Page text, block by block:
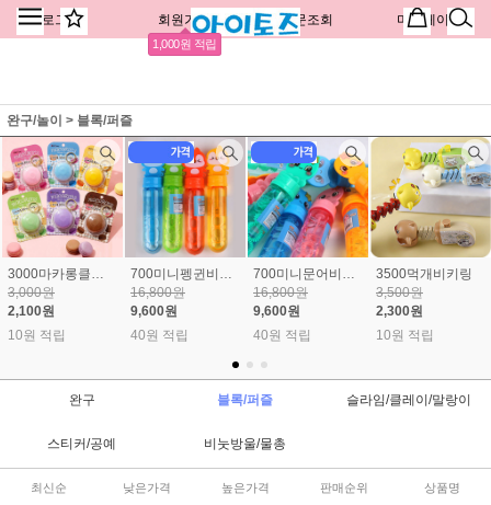
로그인 회원가입
1,000원 적립
주문조회 마이페이지
완구/놀이 > 블록/퍼즐
3000마카롱클리커키링
3,000원
2,100원
10원 적립
700미니펭귄비눗방울(24개) 1개 400원
16,800원
9,600원
40원 적립
700미니문어비눗방울(24개) 1개 400원
16,800원
9,600원
40원 적립
3500먹개비키링
3,500원
2,300원
10원 적립
완구 블록/퍼즐 슬라임/클레이/말랑이
스티커/공예 비눗방울/물총
최신순 낮은가격 높은가격 판매순위 상품명